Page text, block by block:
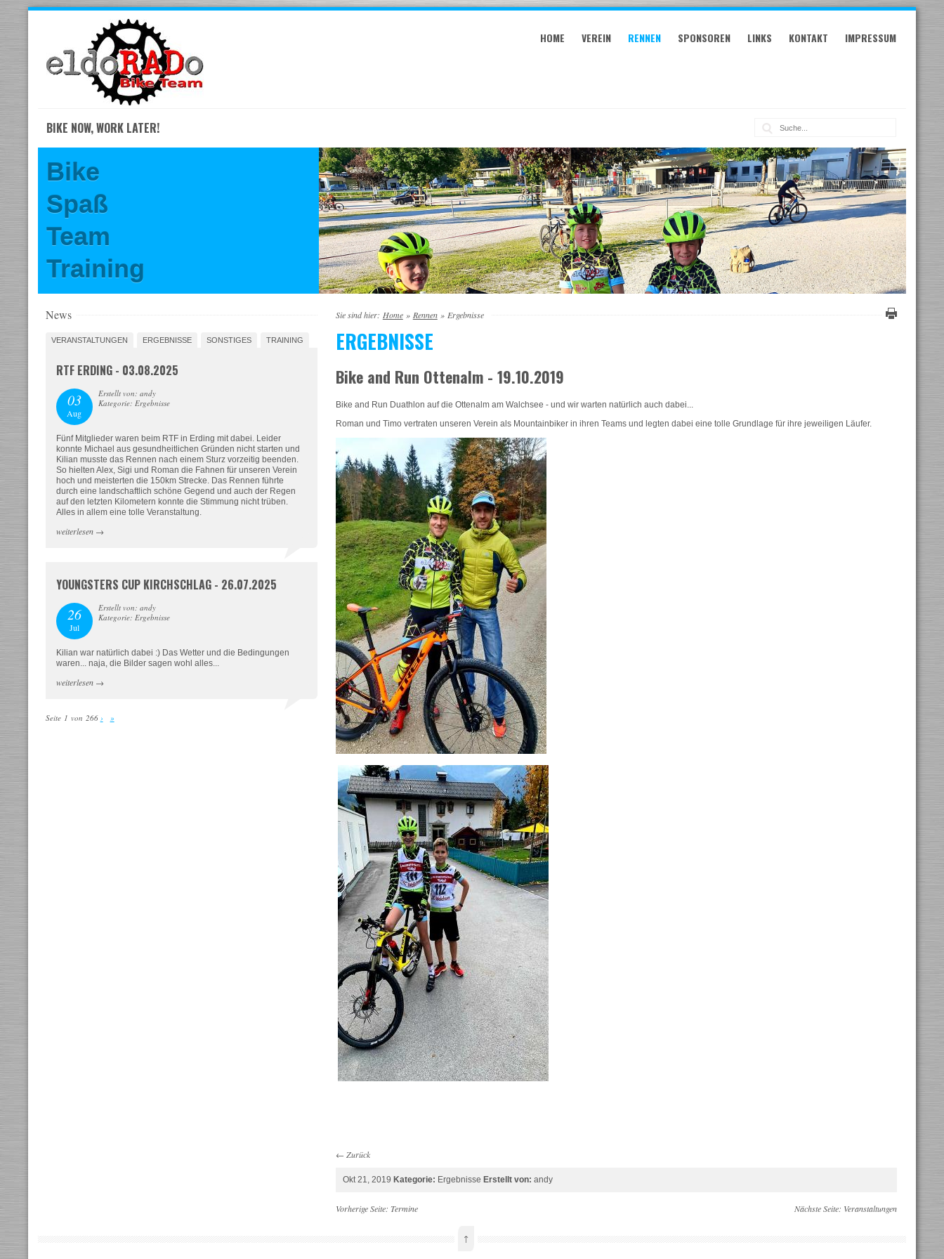
content
HOME VEREIN RENNEN SPONSOREN LINKS KONTAKT IMPRESSUM
BIKE NOW, WORK LATER! Suche:
Bike
Spaß
Team
Training
Sie sind hier: Home » Rennen » Ergebnisse
ERGEBNISSE
Bike and Run Ottenalm - 19.10.2019
Bike and Run Duathlon auf die Ottenalm am Walchsee - und wir warten natürlich auch dabei...
Roman und Timo vertraten unseren Verein als Mountainbiker in ihren Teams und legten dabei eine tolle Grundlage für ihre jeweiligen Läufer.
← Zurück
Okt 21, 2019 Kategorie: Ergebnisse Erstellt von: andy
News
VERANSTALTUNGEN ERGEBNISSE SONSTIGES TRAINING
RTF ERDING - 03.08.2025
03
Aug
Erstellt von: andy
Kategorie: Ergebnisse
Fünf Mitglieder waren beim RTF in Erding mit dabei. Leider
konnte Michael aus gesundheitlichen Gründen nicht starten und
Kilian musste das Rennen nach einem Sturz vorzeitig beenden.
So hielten Alex, Sigi und Roman die Fahnen für unseren Verein
hoch und meisterten die 150km Strecke. Das Rennen führte
durch eine landschaftlich schöne Gegend und auch der Regen
auf den letzten Kilometern konnte die Stimmung nicht trüben.
Alles in allem eine tolle Veranstaltung.
weiterlesen→
YOUNGSTERS CUP KIRCHSCHLAG - 26.07.2025
26
Jul
Erstellt von: andy
Kategorie: Ergebnisse
Kilian war natürlich dabei :) Das Wetter und die Bedingungen
waren... naja, die Bilder sagen wohl alles...
weiterlesen→
Seite 1 von 266 › »
Vorherige Seite: Termine Nächste Seite: Veranstaltungen
↑